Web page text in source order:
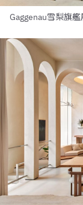
Gaggenau雪梨旗艦